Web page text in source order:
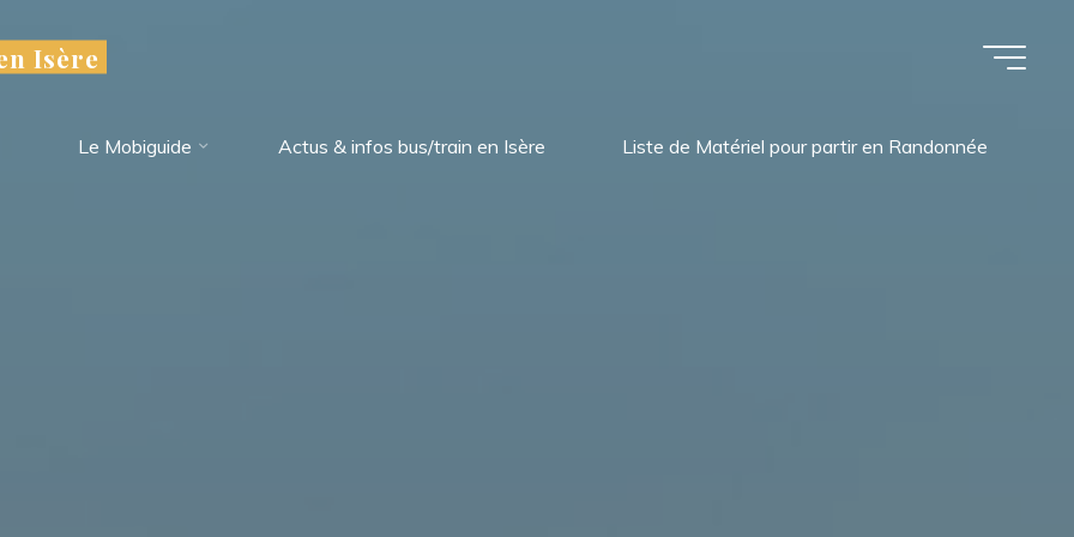
Isère
Le Mobiguide Actus & infos bus/train en Isère Liste de Matériel pour partir en Randonnée